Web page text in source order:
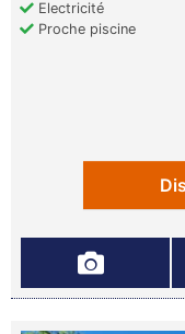
Electricité
Proche piscine